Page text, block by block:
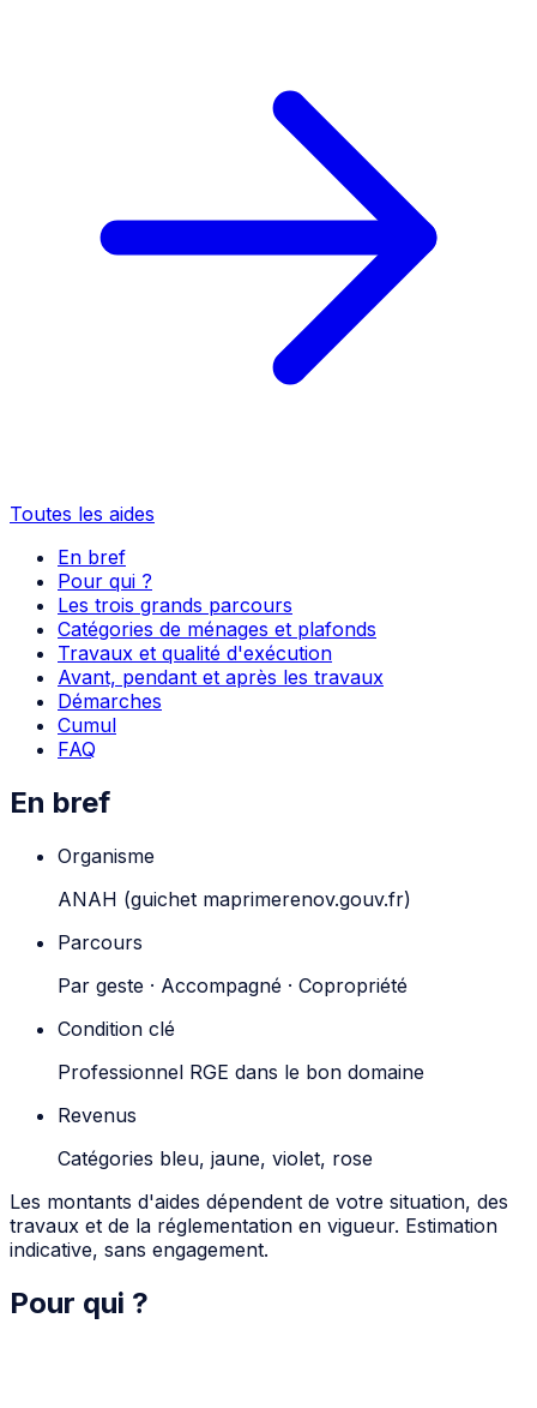
Toutes les aides
En bref
Pour qui ?
Les trois grands parcours
Catégories de ménages et plafonds
Travaux et qualité d'exécution
Avant, pendant et après les travaux
Démarches
Cumul
FAQ
En bref
Organisme
ANAH (guichet maprimerenov.gouv.fr)
Parcours
Par geste · Accompagné · Copropriété
Condition clé
Professionnel RGE dans le bon domaine
Revenus
Catégories bleu, jaune, violet, rose
Les montants d'aides dépendent de votre situation, des
travaux et de la réglementation en vigueur. Estimation
indicative, sans engagement.
Pour qui ?